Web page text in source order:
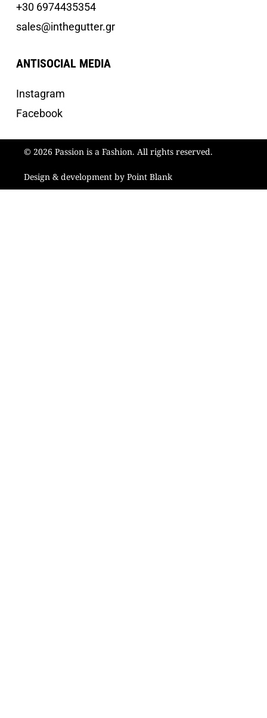
+30 6974435354
sales@inthegutter.gr
ANTISOCIAL MEDIA
Instagram
Facebook
© 2026 Passion is a Fashion. All rights reserved.
Design & development by Point Blank